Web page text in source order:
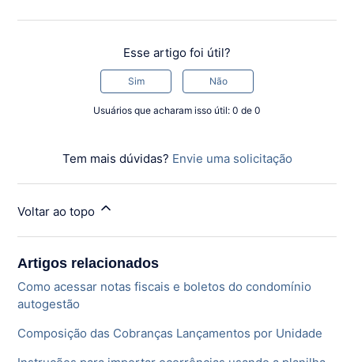
Esse artigo foi útil?
Sim Não
Usuários que acharam isso útil: 0 de 0
Tem mais dúvidas? Envie uma solicitação
Voltar ao topo
Artigos relacionados
Como acessar notas fiscais e boletos do condomínio
autogestão
Composição das Cobranças Lançamentos por Unidade